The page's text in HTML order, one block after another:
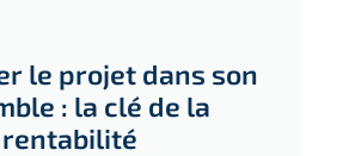
le projet dans son
: la clé de la
rentabilité